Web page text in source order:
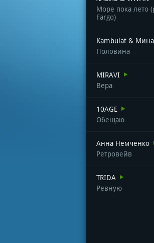
Море пока лето
Fargo)
Kambulat &
Половина
MIRAVI
Вера
10AGE
Обещаю
Анна Немченко
Ретровейв
TRIDA
Ревную